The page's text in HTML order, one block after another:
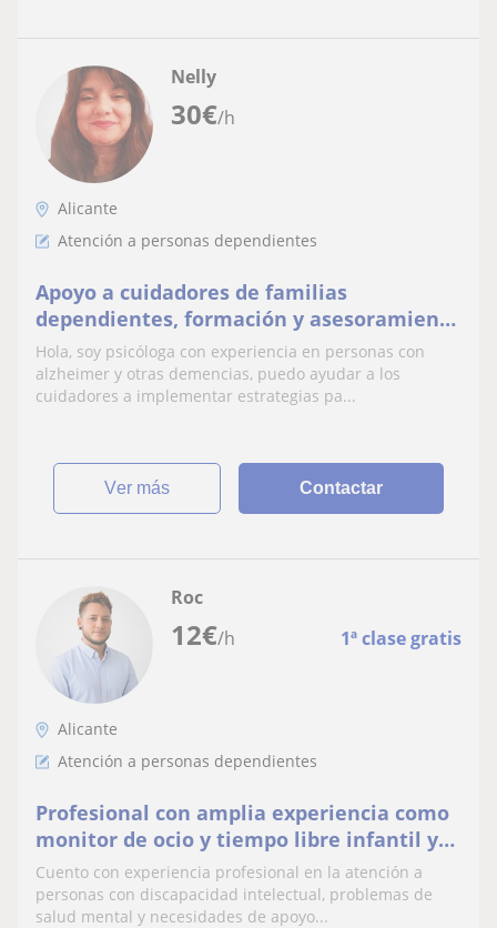
30€/h
Nelly
Alicante
Atención a personas dependientes
Apoyo a cuidadores de familias
dependientes, formación y asesoramiento
a los familiares y ayuda en general
Hola, soy psicóloga con experiencia en personas con
alzheimer y otras demencias, puedo ayudar a los
cuidadores a implementar estrategias pa...
ver más Contactar
12€/h 1ª clase gratis
Roc
Alicante
Atención a personas dependientes
Profesional con amplia experiencia como
monitor de ocio y tiempo libre infantil y
juvenil y formación en Educación Social
ofrece a
Cuento con experiencia profesional en la atención a
personas con discapacidad intelectual, problemas de
salud mental y necesidades de apoyo...